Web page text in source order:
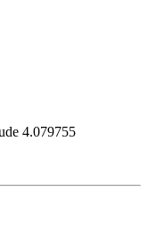
4.079755